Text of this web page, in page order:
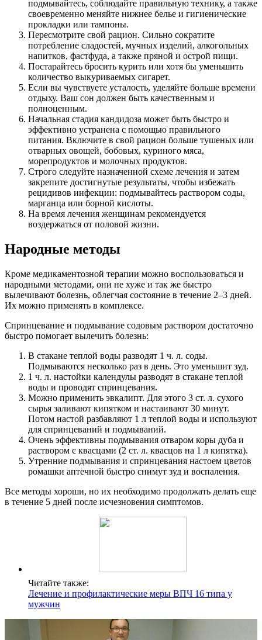
подмывайтесь, соблюдайте правильную технику, а также
своевременно меняйте нижнее белье и гигиенические
прокладки или тампоны.
Пересмотрите свой рацион. Сильно сократите
потребление сладостей, мучных изделий, алкогольных
напитков, фастфуда, а также пряной и острой пищи.
Постарайтесь бросить курить или хотя бы уменьшить
количество выкуриваемых сигарет.
Если вы чувствуете усталость, уделяйте больше времени
отдыху. Ваш сон должен быть качественным и
полноценным.
Начальная стадия кандидоза может быть быстро и
эффективно устранена с помощью правильного
питания. Включите в свой рацион больше тушеных или
отварных овощей, бобовых, куриного мяса,
морепродуктов и молочных продуктов.
Строго следуйте назначенной схеме лечения и затем
закрепите достигнутые результаты, чтобы избежать
рецидивов инфекции: подмывайтесь раствором соды,
марганца или борной кислоты.
На время лечения женщинам рекомендуется
воздержаться от половой жизни.
Народные методы
Кроме медикаментозной терапии можно воспользоваться и
народными методами, они не хуже и так же быстро
вылечивают болезнь, облегчая состояние в течение 2–3 дней.
Их можно применять в комплексе.
Спринцевание и подмывание содовым раствором достаточно
быстро помогает вылечить болезнь:
В стакане теплой воды разводят 1 ч. л. соды.
Подмываются несколько раз в день. Это уменьшит зуд.
1 ч. л. настойки календулы разводят в стакане теплой
воды и проводят спринцевания.
Можно применить эвкалипт. Для этого 3 ст. л. сухого
сырья заливают кипятком и настаивают 30 минут.
Потом настой разбавляют 1 л теплой воды и используют
для спринцеваний и подмываний.
Очень эффективны подмывания отваром коры дуба и
раствором с квасцами (2 ст. л. квасцов на 1 л кипятка).
Утренние подмывания и спринцевания настоем цветов
ромашки аптечной быстро снимут зуд и воспаления.
Все методы хороши, но их необходимо продолжать делать еще
в течение 5 дней после исчезновения симптомов.
Читайте также:
Лечение и профилактические меры ВПЧ 16 типа у
мужчин